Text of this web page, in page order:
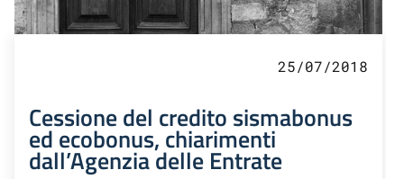
25/07/2018
Cessione del credito sismabonus
ed ecobonus, chiarimenti
dall’Agenzia delle Entrate